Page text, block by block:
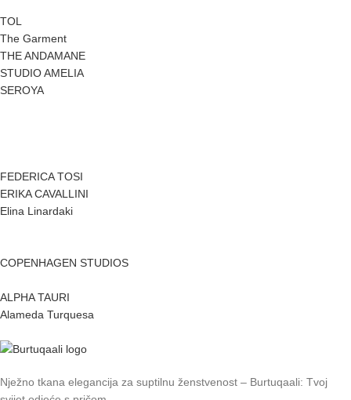
TOL
The Garment
THE ANDAMANE
STUDIO AMELIA
SEROYA
FEDERICA TOSI
ERIKA CAVALLINI
Elina Linardaki
COPENHAGEN STUDIOS
ALPHA TAURI
Alameda Turquesa
Nježno tkana elegancija za suptilnu ženstvenost – Burtuqaali: Tvoj